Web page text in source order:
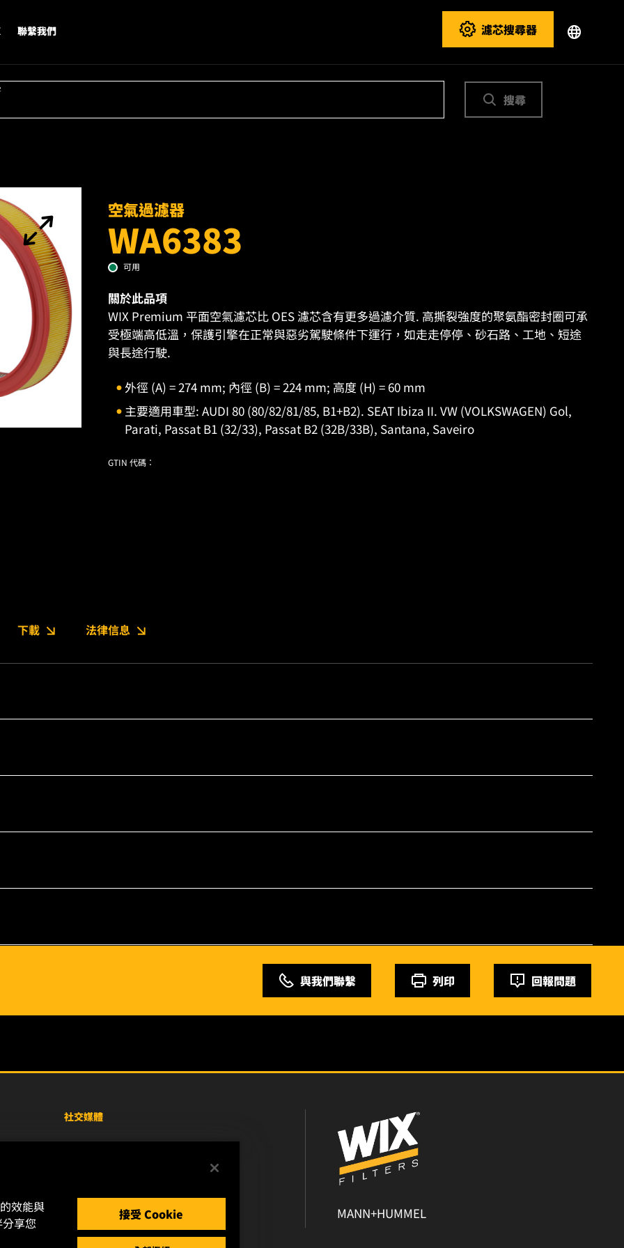
聯繫我們 濾芯搜尋器
搜尋
空氣過濾器
WA6383
可用
關於此品項
WIX Premium 平面空氣濾芯比 OES 濾芯含有更多過濾介質. 高撕裂強度的聚氨酯密封圈可承
受極端高低溫，保護引擎在正常與惡劣駕駛條件下運行，如走走停停、砂石路、工地、短途
與長途行駛.
外徑 (A) = 274 mm; 內徑 (B) = 224 mm; 高度 (H) = 60 mm
主要適用車型: AUDI 80 (80/82/81/85, B1+B2). SEAT Ibiza II. VW (VOLKSWAGEN) Gol,
Parati, Passat B1 (32/33), Passat B2 (32B/33B), Santana, Saveiro
GTIN 代碼：
下載 法律信息
與我們聯繫 列印 回報問題
社交媒體
YouTube
MANN+HUMMEL
效能與
享您
接受 Cookie